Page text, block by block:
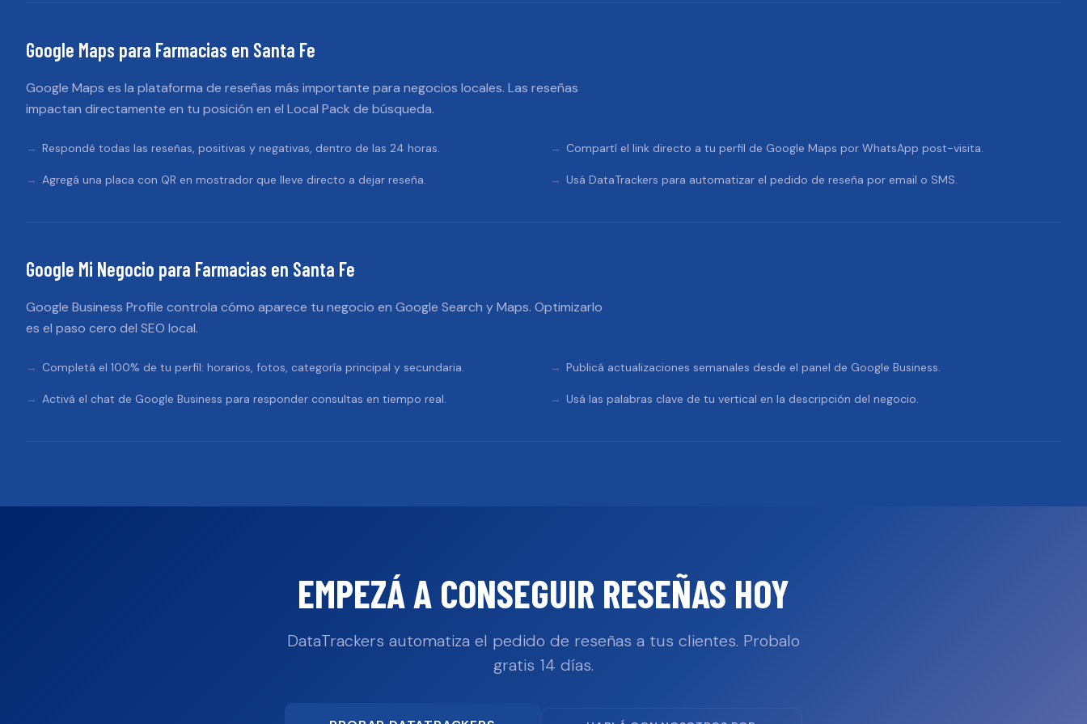
Google Maps para Farmacias en Santa Fe
Google Maps es la plataforma de reseñas más importante para negocios locales. Las reseñas
impactan directamente en tu posición en el Local Pack de búsqueda.
Respondé todas las reseñas, positivas y negativas, dentro de las 24 horas. Compartí el link directo a tu perfil de Google Maps por WhatsApp post-visita.
Agregá una placa con QR en mostrador que lleve directo a dejar reseña. Usá DataTrackers para automatizar el pedido de reseña por email o SMS.
Google Mi Negocio para Farmacias en Santa Fe
Google Business Profile controla cómo aparece tu negocio en Google Search y Maps. Optimizarlo
es el paso cero del SEO local.
Completá el 100% de tu perfil: horarios, fotos, categoría principal y secundaria. Publicá actualizaciones semanales desde el panel de Google Business.
Activá el chat de Google Business para responder consultas en tiempo real. Usá las palabras clave de tu vertical en la descripción del negocio.
EMPEZÁ A CONSEGUIR RESEÑAS HOY
DataTrackers automatiza el pedido de reseñas a tus clientes. Probalo
gratis 14 días.